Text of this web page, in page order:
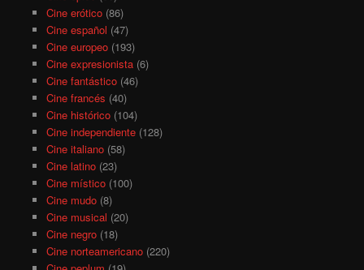
Cine erótico(86)
Cine español (47)
Cine europeo(193)
Cine expresionista(6)
Cine fantástico(46)
Cine francés (40)
Cine histórico(104)
Cine independiente(128)
Cine italiano(58)
Cine latino(23)
Cine místico(100)
Cine mudo(8)
Cine musical (20)
Cine negro(18)
Cine norteamericano(220)